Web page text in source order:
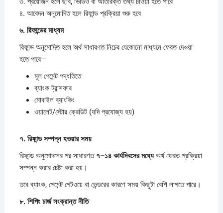
৪. আবেদন অনুমোদিত হলে রিফান্ড প্রক্রিয়া শুরু হবে
৬. রিফান্ডেরমাধ্যম
রিফান্ড অনুমোদিত হলে অর্থ সাধারণত নিচের যেকোনো মাধ্যমে ফেরত দেওয়া
হতে পারে—
মূল পেমেন্ট পদ্ধতিতে
ব্যাংক ট্রান্সফার
মোবাইল ব্যাংকিং
ওয়ালেট/স্টোর ক্রেডিট (যদি প্রযোজ্য হয়)
৭. রিফান্ডসম্পন্নহওয়ারসময়
রিফান্ড অনুমোদনের পর সাধারণত ৭–১৪ কার্যদিবসেরমধ্যেঅর্থ ফেরত প্রক্রিয়া
সম্পন্ন করার চেষ্টা করা হয়।
তবে ব্যাংক, পেমেন্ট গেটওয়ে বা ভেন্ডরের কারণে সময় কিছুটা বেশি লাগতে পারে।
৮. শিপিং চার্জসংক্রান্তনীতি